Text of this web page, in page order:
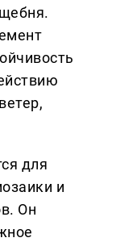
для
и
Он